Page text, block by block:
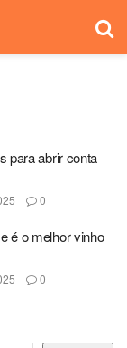
para abrir conta
0
é o melhor vinho
0